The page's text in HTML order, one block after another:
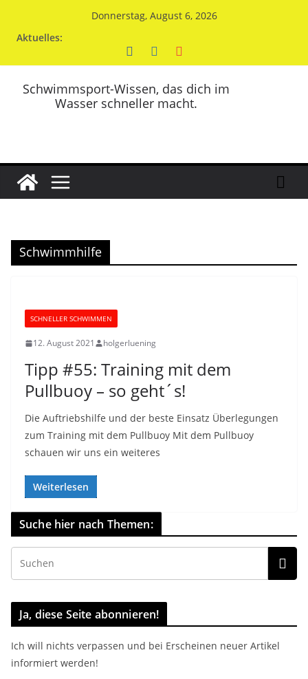
Donnerstag, August 6, 2026
Aktuelles:
Schwimmsport-Wissen, das dich im
Wasser schneller macht.
Schwimmhilfe
SCHNELLER SCHWIMMEN
12. August 2021 holgerluening
Tipp #55: Training mit dem
Pullbuoy – so geht´s!
Die Auftriebshilfe und der beste Einsatz Überlegungen
zum Training mit dem Pullbuoy Mit dem Pullbuoy
schauen wir uns ein weiteres
Weiterlesen
Suche hier nach Themen:
Ja, diese Seite abonnieren!
Ich will nichts verpassen und bei Erscheinen neuer Artikel
informiert werden!